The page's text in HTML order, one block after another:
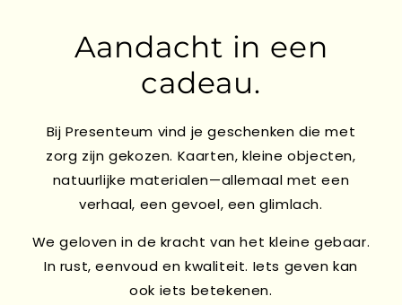
Aandacht in een
cadeau.
Bij Presenteum vind je geschenken die met
zorg zijn gekozen. Kaarten, kleine objecten,
natuurlijke materialen—allemaal met een
verhaal, een gevoel, een glimlach.
We geloven in de kracht van het kleine gebaar.
In rust, eenvoud en kwaliteit. Iets geven kan
ook iets betekenen.